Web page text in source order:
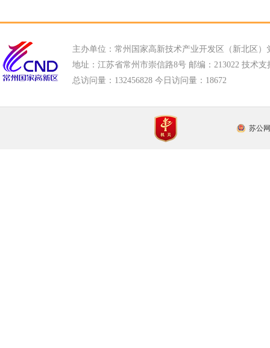
主办单位：常州国家高新技术产业开发区（新北区）
地址：江苏省常州市崇信路8号 邮编：213022 技术支
总访问量： 132456828 今日访问量： 18672
苏公